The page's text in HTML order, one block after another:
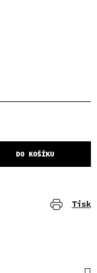
DO KOŠÍKU
Tisk